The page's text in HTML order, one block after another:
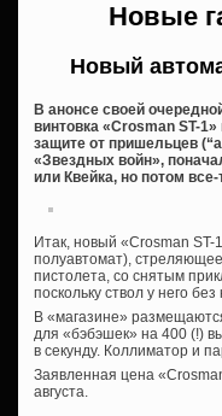
Новые
Новый
В анонсе своей
винтовка «Crosman ST-
защите от пришельцев
«Звездных войн»,
или Квейка, но потом
Итак, новый «Crosman ST-
полуавтомат),
пистолета, со снятым
поскольку ствол у него
В «магазине»
для «бэбэшек» на 400 (!)
в секунду. Коллиматор и
Заявленная цена
августа.